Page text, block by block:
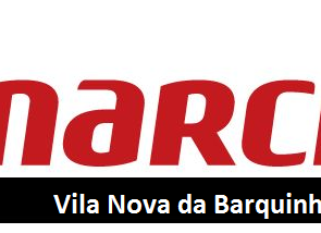
EntroncamentoOnline